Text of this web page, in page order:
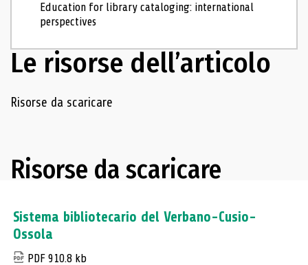
Education for library cataloging: international
perspectives
Le risorse dell’articolo
Navigazione delle risorse
Risorse da scaricare
Risorse da scaricare
Sistema bibliotecario del Verbano-Cusio-
Ossola
PDF 910.8 kb